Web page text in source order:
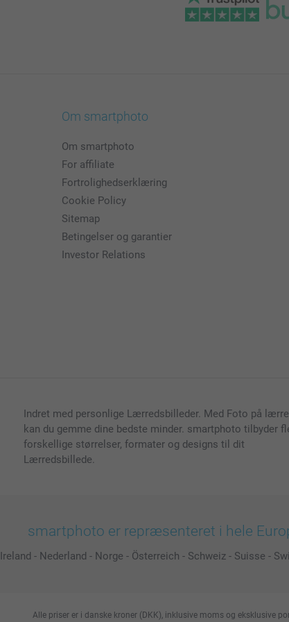
Om smartphoto
Om smartphoto
For affiliate
Fortrolighedserklæring
Cookie Policy
Sitemap
Betingelser og garantier
Investor Relations
Indret med personlige Lærredsbilleder. Med Foto på
kan du gemme dine bedste minder. smartphoto tilbyder
forskellige størrelser, formater og designs til dit
Lærredsbillede.
smartphoto er repræsenteret i hele
Ireland - Nederland - Norge - Österreich - Schweiz - Suisse -
Alle priser er i danske kroner (DKK), inklusive moms og eksklusive